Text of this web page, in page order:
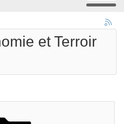
et Terroir